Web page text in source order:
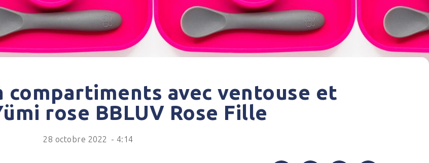
compartiments avec ventouse et
rose BBLUV Rose Fille
28 octobre 2022 - 4:14